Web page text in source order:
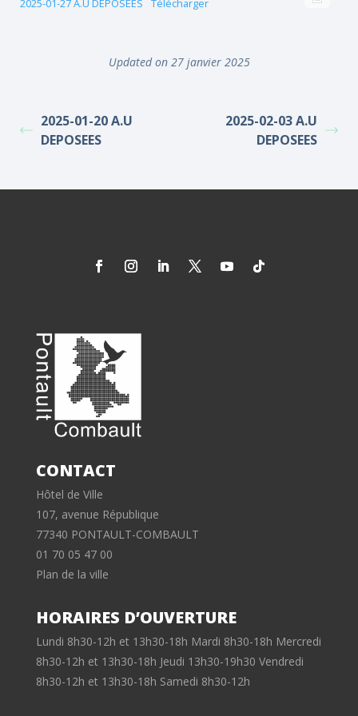
2025-01-27 A.U DEPOSEES Télécharger
Updated on 27 janvier 2025
2025-01-20 A.U
DEPOSEES
2025-02-03 A.U
DEPOSEES
CONTACT
Hôtel de Ville
107, avenue République
77340 PONTAULT-COMBAULT
01 70 05 47 00
Plan de la ville
HORAIRES D’OUVERTURE
Lundi 8h30-12h et 13h30-18h Mardi 8h30-18h Mercredi
8h30-12h et 13h30-18h Jeudi 13h30-19h30 Vendredi
8h30-12h et 13h30-18h Samedi 8h30-12h